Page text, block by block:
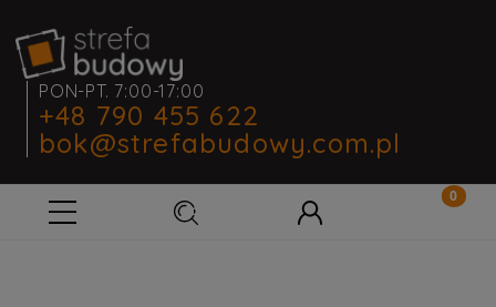
PON-PT. 7:00-17:00
+48 790 455 622
bok@strefabudowy.com.pl